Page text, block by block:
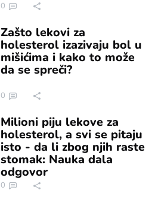
0
Zašto lekovi za
holesterol izazivaju bol u
mišićima i kako to može
da se spreči?
0
Milioni piju lekove za
holesterol, a svi se pitaju
isto - da li zbog njih raste
stomak: Nauka dala
odgovor
0